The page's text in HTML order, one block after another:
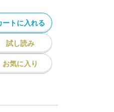
ートに入れる
試し読み
お気に入り